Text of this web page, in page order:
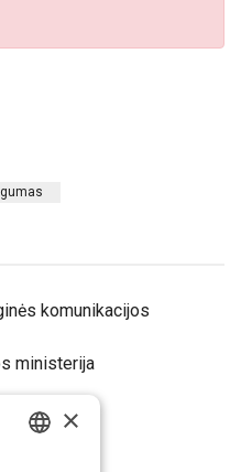
komunikacijos
ministerija
×